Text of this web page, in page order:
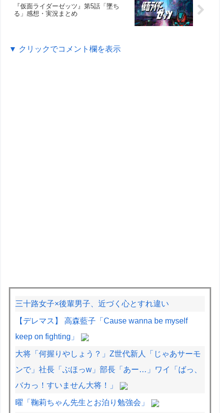
『仮面ライダーゼッツ』第5話「墜ち
る」感想・実況まとめ
▼ クリックでコメント欄を表示
三十路女子×後輩男子、近づく心とすれ違い
【デレマス】 高森藍子「Cause wanna be myself
keep on fighting」
大将「何握りやしょう？」Z世代新人「じゃあサーモ
ンで」社長「ぶほっw」部長「あー…」ワイ「ばっ、
バカっ！すいません大将！」
曜「鞠莉ちゃん先生とお泊り勉強会」